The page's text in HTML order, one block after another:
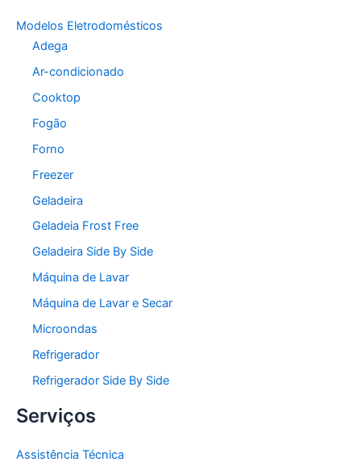
Modelos Eletrodomésticos
Adega
Ar-condicionado
Cooktop
Fogão
Forno
Freezer
Geladeira
Geladeia Frost Free
Geladeira Side By Side
Máquina de Lavar
Máquina de Lavar e Secar
Microondas
Refrigerador
Refrigerador Side By Side
Serviços
Assistência Técnica